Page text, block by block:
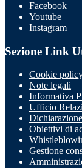
Facebook
Youtube
Instagram
Sezione Link
Cookie
Note legali
Informativa
Ufficio
Obiettivi di
Gestione